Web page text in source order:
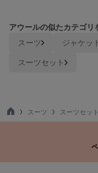
NIKE
null.
ヌル
アウールの似たカテゴリ
スーツ ジャケッ
スーツセット
TO
スーツ スーツセット